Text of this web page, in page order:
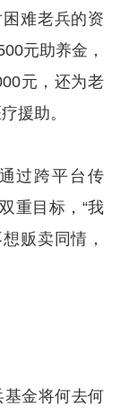
难老兵的资
元助养金，
元，还为老
援助。
过跨平台传
重目标，“我
贩卖同情，
基金将何去何